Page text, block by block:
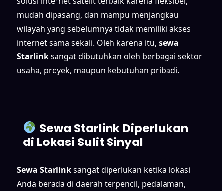
mudah dipasang, dan mampu menjangkau
wilayah yang sebelumnya tidak memiliki akses
internet sama sekali. Oleh karena itu, sewa
Starlinksangat dibutuhkan oleh berbagai sektor
usaha, proyek, maupun kebutuhan pribadi.
Sewa Starlink Diperlukan
di Lokasi Sulit Sinyal
Sewa Starlinksangat diperlukan ketika lokasi
Anda berada di daerah terpencil, pedalaman,